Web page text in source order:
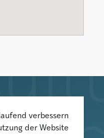
überverbessern
der Website